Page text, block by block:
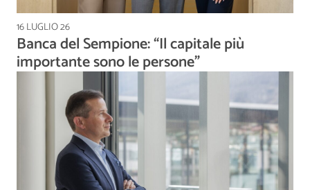
16 LUGLIO 26
Banca del Sempione: “Il capitale più
importante sono le persone”